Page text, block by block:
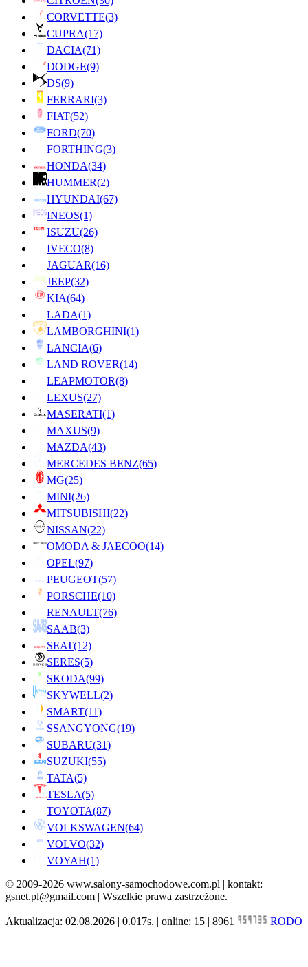
CORVETTE(3)
CUPRA(17)
DACIA(71)
DODGE(9)
DS(9)
FERRARI(3)
FIAT(52)
FORD(70)
FORTHING(3)
HONDA(34)
HUMMER(2)
HYUNDAI(67)
INEOS(1)
ISUZU(26)
IVECO(8)
JAGUAR(16)
JEEP(32)
KIA(64)
LADA(1)
LAMBORGHINI(1)
LANCIA(6)
LAND ROVER(14)
LEAPMOTOR(8)
LEXUS(27)
MASERATI(1)
MAXUS(9)
MAZDA(43)
MERCEDES BENZ(65)
MG(25)
MINI(26)
MITSUBISHI(22)
NISSAN(22)
OMODA & JAECOO(14)
OPEL(97)
PEUGEOT(57)
PORSCHE(10)
RENAULT(76)
SAAB(3)
SEAT(12)
SERES(5)
SKODA(99)
SKYWELL(2)
SMART(11)
SSANGYONG(19)
SUBARU(31)
SUZUKI(55)
TATA(5)
TESLA(5)
TOYOTA(87)
VOLKSWAGEN(64)
VOLVO(32)
VOYAH(1)
© 2009-2026 www.salony-samochodowe.com.pl | kontakt:
gsnet.pl@gmail.com | Wszelkie prawa zastrzeżone.
Aktualizacja: 02.08.2026 | 0.017s. | online: 15 | 8961 RODO